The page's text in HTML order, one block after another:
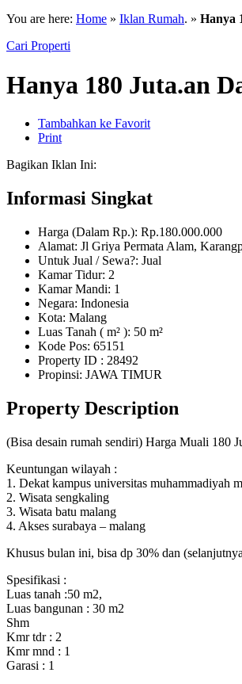
You are here: Home » Iklan Rumah. » Hanya
Cari Properti
Hanya 180 Juta.an
Tambahkan ke Favorit
Print
Bagikan Iklan Ini:
Informasi Singkat
Harga (Dalam Rp.): Rp.180.000.000
Alamat: Jl Griya Permata Alam,
Untuk Jual / Sewa?: Jual
Kamar Tidur: 2
Kamar Mandi: 1
Negara: Indonesia
Kota: Malang
Luas Tanah ( m² ): 50 m²
Kode Pos: 65151
Property ID : 28492
Propinsi: JAWA TIMUR
Property Description
(Bisa desain rumah sendiri) Harga Muali 180
Keuntungan wilayah :
1. Dekat kampus universitas muhammadiyah
2. Wisata sengkaling
3. Wisata batu malang
4. Akses surabaya – malang
Khusus bulan ini, bisa dp 30% dan
Spesifikasi :
Luas tanah :50 m2,
Luas bangunan : 30 m2
Shm
Kmr tdr : 2
Kmr mnd : 1
Garasi : 1